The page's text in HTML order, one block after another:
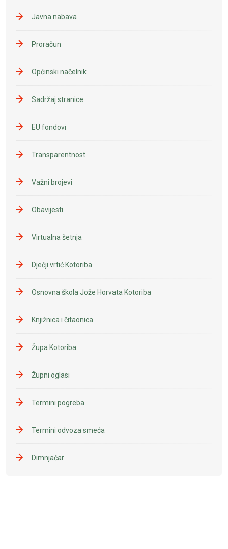
Javna nabava
Proračun
Općinski načelnik
Sadržaj stranice
EU fondovi
Transparentnost
Važni brojevi
Obavijesti
Virtualna šetnja
Dječji vrtić Kotoriba
Osnovna škola Jože Horvata Kotoriba
Knjižnica i čitaonica
Župa Kotoriba
Župni oglasi
Termini pogreba
Termini odvoza smeća
Dimnjačar